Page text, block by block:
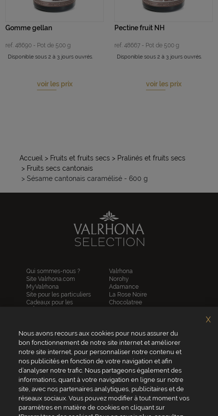
Gomme gellan
ref. 48690 - Pot de 500 g
Disponible sous 2 à 3 jours ouvrés.
voir les prix
Pectine fruit NH
ref. 48667 - Pot de 500 g
Disponible sous 2 à 3 jours ouvrés.
voir les prix
Accueil > Fruits et fruits secs > Pralinés et fruits secs
> Fruits secs cantonais
> Sésame cantonais caramélisé - 600 g
Qui sommes-nous ?
Site Valrhona.com
MyValrhona
Site pour les particuliers
Cadeaux pour les
entreprises
Contactez-nous
Valrhona
Norohy
Adamance
La Rose Noire
Chocolatree
Republica del cacao
Service client
04 75 07 51 51
Du lundi au jeudi : 8h - 18h
Le vendredi : 8h - 17h
Nous avons recours aux cookies pour nous assurer du
bon fonctionnement de notre site internet et améliorer
notre site internet, pour personnaliser notre contenu et
nos publicités en fonction de votre navigation et afin
d’analyser notre trafic. Nous partageons également des
informations, quant à votre navigation en ligne sur notre
site, avec nos partenaires analytiques, publicitaires et de
réseaux sociaux. Vous pouvez modifier à tout moment vos
paramètres en matière de cookies en cliquant sur
X